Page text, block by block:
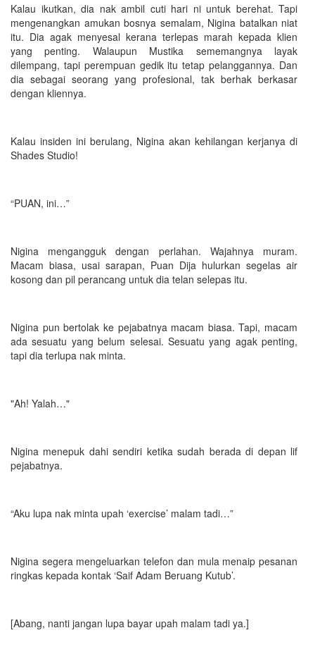
Kalau ikutkan, dia nak ambil cuti hari ni untuk berehat. Tapi
mengenangkan amukan bosnya semalam, Nigina batalkan niat
itu. Dia agak menyesal kerana terlepas marah kepada klien
yang penting. Walaupun Mustika sememangnya layak
dilempang, tapi perempuan gedik itu tetap pelanggannya. Dan
dia sebagai seorang yang profesional, tak berhak berkasar
dengan kliennya.
Kalau insiden ini berulang, Nigina akan kehilangan kerjanya di
Shades Studio!
“PUAN, ini…”
Nigina mengangguk dengan perlahan. Wajahnya muram.
Macam biasa, usai sarapan, Puan Dija hulurkan segelas air
kosong dan pil perancang untuk dia telan selepas itu.
Nigina pun bertolak ke pejabatnya macam biasa. Tapi, macam
ada sesuatu yang belum selesai. Sesuatu yang agak penting,
tapi dia terlupa nak minta.
"Ah! Yalah…"
Nigina menepuk dahi sendiri ketika sudah berada di depan lif
pejabatnya.
“Aku lupa nak minta upah ‘exercise’ malam tadi…”
Nigina segera mengeluarkan telefon dan mula menaip pesanan
ringkas kepada kontak ‘Saif Adam Beruang Kutub’.
[Abang, nanti jangan lupa bayar upah malam tadi ya.]